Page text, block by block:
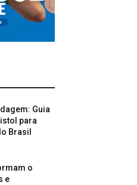
Guia
para
Brasil
o
e